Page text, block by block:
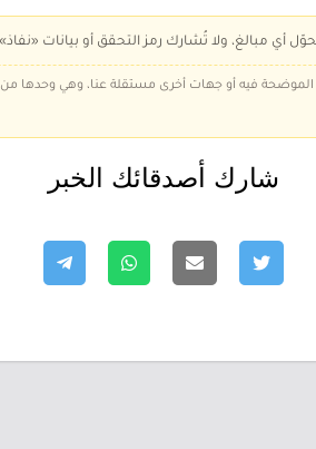
أي مبالغ، ولا تُشارك رمز التحقق أو بيانات
الموضحة فيه أو جهات أخرى مستقلة عنا، وهي
شارك أصدقائك الخبر